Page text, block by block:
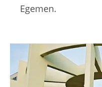
Egemen.